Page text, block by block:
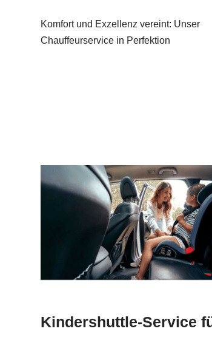
Komfort und Exzellenz vereint: Unser
Chauffeurservice in Perfektion
Kindershuttle-Service